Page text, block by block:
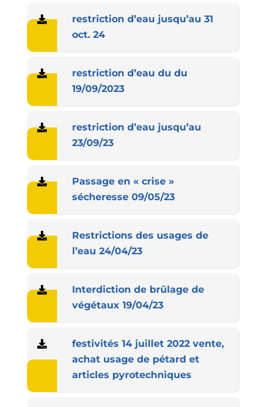
restriction d’eau jusqu’au 31
oct. 24
restriction d’eau du du
19/09/2023
restriction d’eau jusqu’au
23/09/23
Passage en « crise »
sécheresse 09/05/23
Restrictions des usages de
l’eau 24/04/23
Interdiction de brûlage de
végétaux 19/04/23
festivités 14 juillet 2022 vente,
achat usage de pétard et
articles pyrotechniques